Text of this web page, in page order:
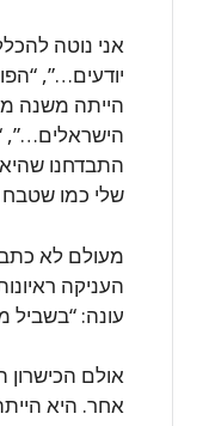
אני נוטה
יודעים…”,
הייתה משנה
הישראלים…”,
התבדחנו
שלי כמו
מעולם לא
העניקה
עונה:
אולם
אחר. היא